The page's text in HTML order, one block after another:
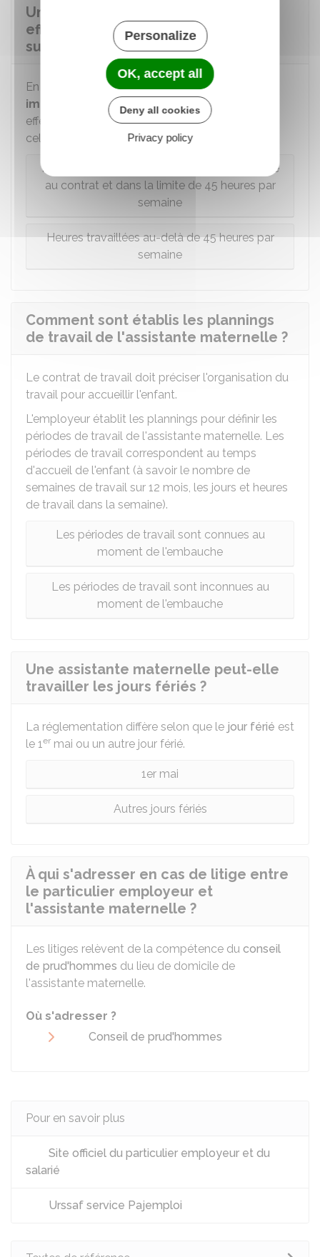
Une assistante maternelle peut-elle
effectuer des heures
supplémentaires ?
En cas de
situations exceptionnelles ou
imprévisibles
, des heures peuvent être
effectuées,
d'un commun accord
celles prévues par le contrat de travail.
Heures travaillées au-delà de la durée prévue
au contrat et dans la limite de 45 heures par
semaine
Heures travaillées au-delà de 45 heures par
semaine
Comment sont établis les plannings
de travail de l'assistante maternelle ?
Le contrat de travail doit préciser l'organisation du
travail pour accueillir l'enfant.
L'employeur établit les plannings pour définir les
périodes de travail de l'assistante maternelle. Les
périodes de travail correspondent au temps
d'accueil de l'enfant (à savoir le nombre de
semaines de travail sur 12 mois, les jours et heures
de travail dans la semaine).
Les périodes de travail sont connues au
moment de l'embauche
Les périodes de travail sont inconnues au
moment de l'embauche
Une assistante maternelle peut-elle
travailler les jours fériés ?
La réglementation diffère selon que le jour férié est
le 1er mai ou un autre jour férié.
1er mai
Autres jours fériés
À qui s'adresser en cas de litige entre
le particulier employeur et
l'assistante maternelle ?
Les litiges relèvent de la compétence du conseil
de prud'hommes du lieu de domicile de
l'assistante maternelle.
Où s'adresser ?
Conseil de prud'hommes
Pour en savoir plus
Site officiel du particulier employeur et du
salarié
Urssaf service Pajemploi
Personalize
OK, accept all
Deny all cookies
Privacy policy